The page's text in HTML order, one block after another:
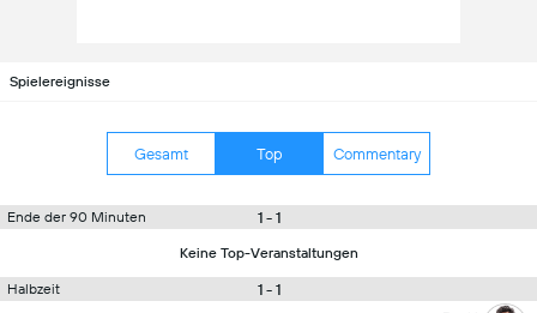
Spielereignisse
Gesamt Top Commentary
Ende der 90 Minuten 1 - 1
Keine Top-Veranstaltungen
Halbzeit 1 - 1